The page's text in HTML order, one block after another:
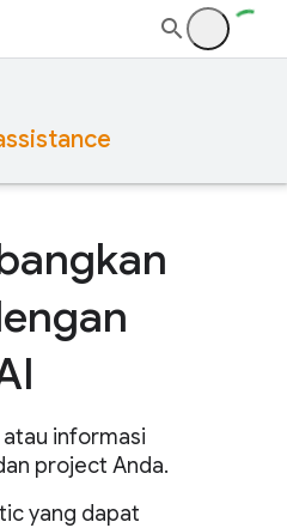
informasi
project Anda.
yang dapat